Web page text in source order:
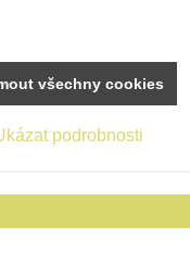
podrobnosti
všechny cookies